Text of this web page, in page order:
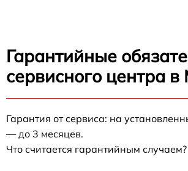
Гарантийные
сервисного центра в
Гарантия от сервиса: на
— до 3 месяцев.
Что считается гарантийным случаем?